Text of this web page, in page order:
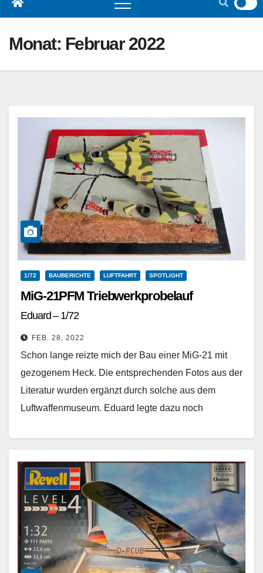
Monat: Februar 2022
1/72 BAUBERICHTE LUFTFAHRT SPOTLIGHT
MiG-21PFM Triebwerkprobelauf
Eduard – 1/72
FEB. 28, 2022
Schon lange reizte mich der Bau einer MiG-21 mit
gezogenem Heck. Die entsprechenden Fotos aus der
Literatur wurden ergänzt durch solche aus dem
Luftwaffenmuseum. Eduard legte dazu noch